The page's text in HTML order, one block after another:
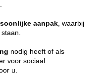
aanpak , waarbij
nodig heeft of als
voor sociaal
u.